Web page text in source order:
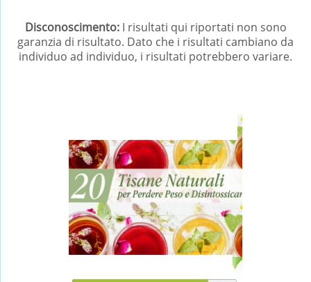
Disconoscimento:I risultati qui riportati non sono
garanzia di risultato. Dato che i risultati cambiano da
individuo ad individuo, i risultati potrebbero variare.